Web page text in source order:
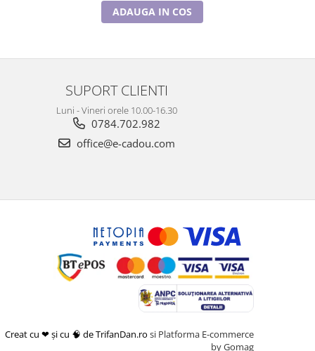
ADAUGA IN COS
SUPORT CLIENTI
Luni - Vineri orele 10.00-16.30
0784.702.982
office@e-cadou.com
Creat cu ❤ și cu 🧠 de TrifanDan.ro si Platforma E-commerce
by Gomag